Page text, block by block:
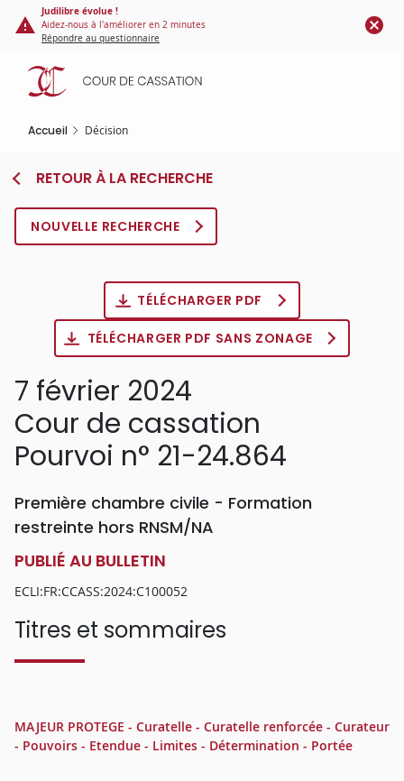
Panneau de gestion des cookies
contenu
principal
Judilibre évolue !
Aidez-nous à l'améliorer en 2 minutes
Répondre au questionnaire
Accueil Décision
RETOUR À LA RECHERCHE
NOUVELLE RECHERCHE
TÉLÉCHARGER PDF
TÉLÉCHARGER PDF SANS ZONAGE
7 février 2024
Cour de cassation
Pourvoi n° 21-24.864
Première chambre civile - Formation
restreinte hors RNSM/NA
PUBLIÉ AU BULLETIN
ECLI:FR:CCASS:2024:C100052
Titres et sommaires
MAJEUR PROTEGE - Curatelle - Curatelle renforcée - Curateur
- Pouvoirs - Etendue - Limites - Détermination - Portée